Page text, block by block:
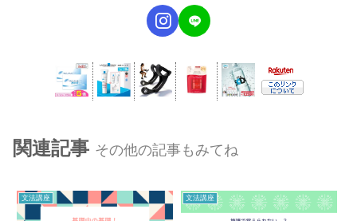
関連記事 その他の記事もみてね
文法講座 文法講座